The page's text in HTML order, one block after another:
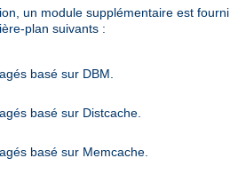
un module supplémentaire est fourni
plan suivants :
basé sur DBM.
basé sur Distcache.
basé sur Memcache.